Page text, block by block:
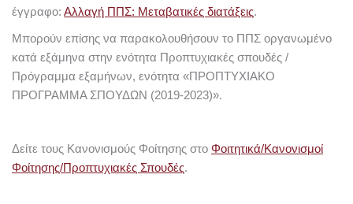
έγγραφο: Αλλαγή ΠΠΣ: Μεταβατικές διατάξεις.
Μπορούν επίσης να παρακολουθήσουν το ΠΠΣ οργανωμένο
κατά εξάμηνα στην ενότητα Προπτυχιακές σπουδές /
Πρόγραμμα εξαμήνων, ενότητα «ΠΡΟΠΤΥΧΙΑΚΟ
ΠΡΟΓΡΑΜΜΑ ΣΠΟΥΔΩΝ (2019-2023)».
Δείτε τους Κανονισμούς Φοίτησης στο Φοιτητικά/Κανονισμοί
Φοίτησης/Προπτυχιακές Σπουδές.